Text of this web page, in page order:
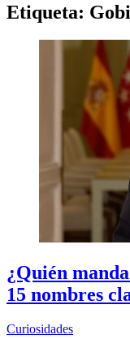
Etiqueta:
¿Quién
15 nombres
Curiosidades